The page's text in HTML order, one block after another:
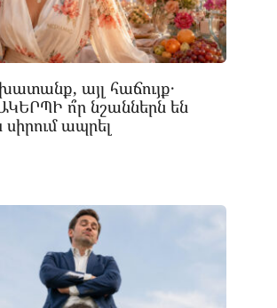
այլ հաճույք․
ո՞ր նշաններն են
ապրել